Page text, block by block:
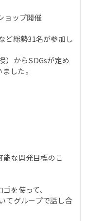
ョップ開催
ど総勢31名が参加し
）からSDGsが定め
した。
な開発目標のこ
を使って、
てグループで話し合